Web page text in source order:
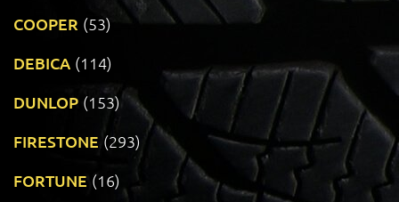
COOPER (53)
DEBICA (114)
DUNLOP (153)
FIRESTONE (293)
FORTUNE (16)